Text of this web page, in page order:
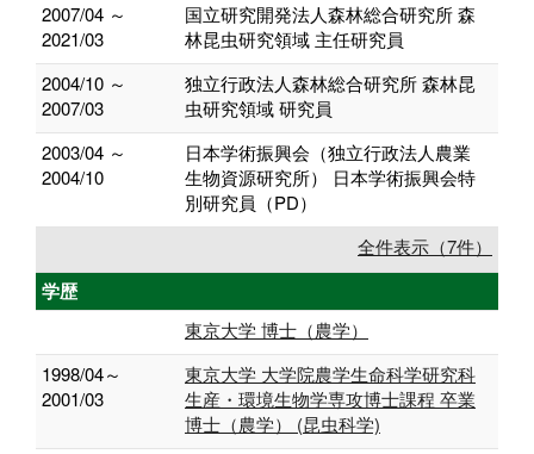
2007/04 ～
2021/03
国立研究開発法人森林総合研究所 森
林昆虫研究領域 主任研究員
2004/10 ～
2007/03
独立行政法人森林総合研究所 森林昆
虫研究領域 研究員
2003/04 ～
2004/10
日本学術振興会（独立行政法人農業
生物資源研究所） 日本学術振興会特
別研究員（PD）
全件表示（7件）
学歴
東京大学 博士（農学）
1998/04～
2001/03
東京大学 大学院農学生命科学研究科
生産・環境生物学専攻博士課程 卒業
博士（農学） (昆虫科学)